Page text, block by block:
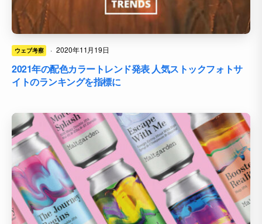
ウェブ考察 · 2020年11月19日
2021年の配色カラートレンド発表 人気ストックフォトサ
イトのランキングを指標に